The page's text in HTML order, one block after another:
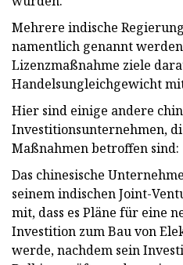
Mehrere indische
namentlich genannt
Lizenzmaßnahme ziele
Handelsungleichgewicht
Hier sind einige andere
Investitionsunternehmen,
Maßnahmen betroffen sind:
Das chinesische
seinem indischen Joint-
mit, dass es Pläne für eine
Investition zum Bau von
werde, nachdem sein